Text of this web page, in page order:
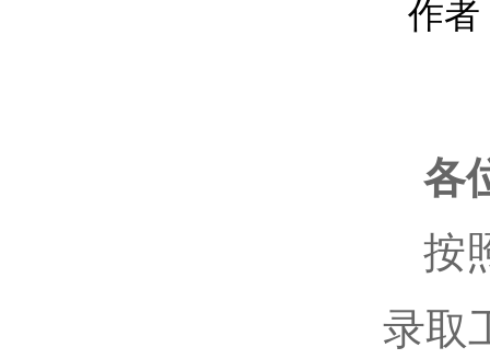
作者
各
按
录取